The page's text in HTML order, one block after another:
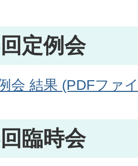
定例会
会 結果 (PDFファ
臨時会